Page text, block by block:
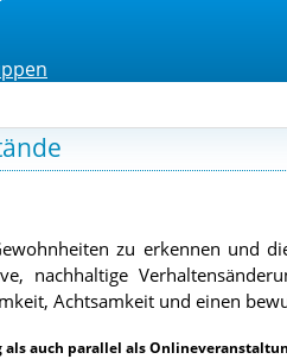
zu erkennen und
nachhaltige
Achtsamkeit und einen
auch parallel als